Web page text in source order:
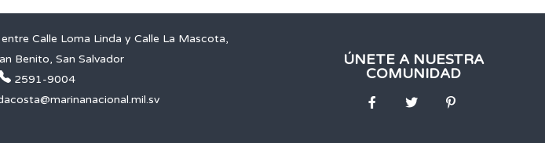
Calle Loma Linda y Calle La Mascota,
Benito, San Salvador
2591-9004
ÚNETE A NUESTRA
COMUNIDAD